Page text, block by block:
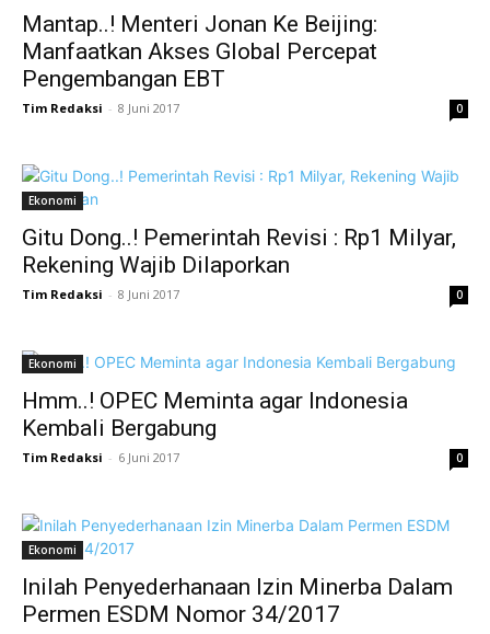
Mantap..! Menteri Jonan Ke Beijing:
Manfaatkan Akses Global Percepat
Pengembangan EBT
Tim Redaksi - 8 Juni 2017 0
Ekonomi
Gitu Dong..! Pemerintah Revisi : Rp1 Milyar,
Rekening Wajib Dilaporkan
Tim Redaksi - 8 Juni 2017 0
Ekonomi
Hmm..! OPEC Meminta agar Indonesia
Kembali Bergabung
Tim Redaksi - 6 Juni 2017 0
Ekonomi
Inilah Penyederhanaan Izin Minerba Dalam
Permen ESDM Nomor 34/2017